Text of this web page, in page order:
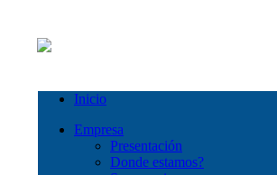
Inicio
Empresa
Presentación
Donde estamos?